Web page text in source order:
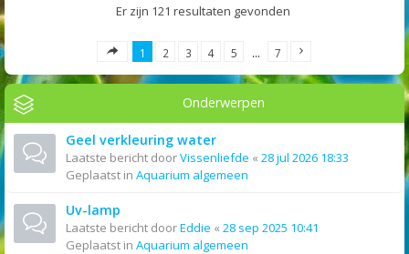
Er zijn 121 resultaten gevonden
1 2 3 4 5 … 7
Onderwerpen
Geel verkleuring water
Laatste bericht doorVissenliefde « 28 jul 2026 18:33
Geplaatst in Aquarium algemeen
Uv-lamp
Laatste bericht doorEddie « 28 sep 2025 10:41
Geplaatst in Aquarium algemeen